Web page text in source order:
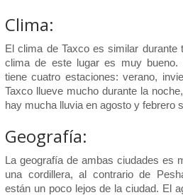
Clima:
El clima de Taxco es similar
clima de este lugar es muy bueno.
tiene cuatro estaciones: verano,
Taxco llueve mucho durante la
hay mucha lluvia en agosto y febrero
Geografía:
La geografía de ambas ciudades es
una cordillera, al contrario de
están un poco lejos de la ciudad. El